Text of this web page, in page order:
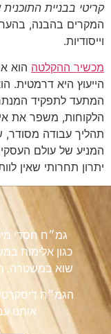
קריטי בבניית
המקרים בהבנה,
וייסודיות.
מכשיר ההקלטה הוא
הייעוץ היא דרמטית.
המתעד לתפקיד
הלקוחות, משפר את
תהליך עבודה מסודר,
המניע של עולם
יתרון תחרותי שאין
גמ״ח חסדי
כגון אלימות
שוא במשטרה,
הגמ״ח דיסקרטי
אותנו